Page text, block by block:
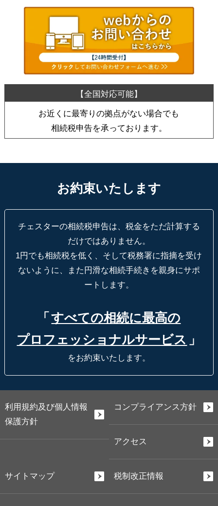
お近くに最寄りの拠点がない場合でも
相続税申告を承っております。
お約束いたします
チェスターの相続税申告は、税金をただ計算する
だけではありません。
1円でも相続税を低く、そして税務署に指摘を受け
ないように、
また円滑な相続手続きを親身にサポ
ートします。
「 すべての相続に最高の
プロフェッショナルサービス 」
をお約束いたします。
利用規約及び個人情報
保護方針
コンプライアンス方針
アクセス
サイトマップ 税制改正情報